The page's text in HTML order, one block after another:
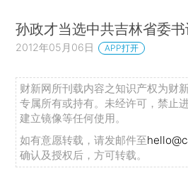
孙政才当选中共吉林省委书
2012年05月06日 APP打开
财新网所刊载内容之知识产权为财
专属所有或持有。未经许可，禁止
建立镜像等任何使用。
如有意愿转载，请发邮件至
确认及授权后，方可转载。